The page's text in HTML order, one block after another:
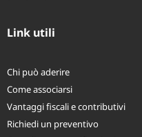
Chi può aderire
Come associarsi
Vantaggi fiscali e contributivi